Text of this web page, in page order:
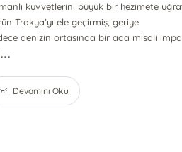
kuvvetlerini büyük bir hezimete
Trakya’yı ele geçirmiş, geriye
denizin ortasında bir ada misali
...
Devamını Oku